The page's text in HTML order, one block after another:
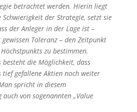
betrachtet werden. Hierin liegt
der Strategie, setzt sie
der Anleger in der Lage ist –
Toleranz – den Zeitpunkt
zu bestimmen.
die Möglichkeit, dass
gefallene Aktien noch weiter
spricht in diesem
auch von sogenannten „Value